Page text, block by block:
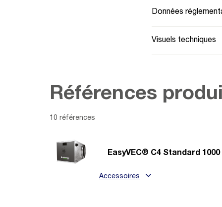
Données
Visuels techniques
Références
10 références
EasyVEC® C4 Standard 1000
Accessoires